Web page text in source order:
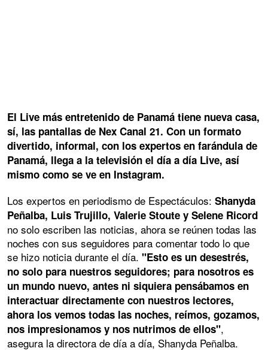
El Live más entretenido de Panamá tiene nueva casa,
sí, las pantallas de Nex Canal 21. Con un formato
divertido, informal, con los expertos en farándula de
Panamá, llega a la televisión el día a día Live, así
mismo como se ve en Instagram.
Los expertos en periodismo de Espectáculos: Shanyda
Peñalba, Luis Trujillo, Valerie Stoute y Selene Ricord
no solo escriben las noticias, ahora se reúnen todas las
noches con sus seguidores para comentar todo lo que
se hizo noticia durante el día. "Esto es un desestrés,
no solo para nuestros seguidores; para nosotros es
un mundo nuevo, antes ni siquiera pensábamos en
interactuar directamente con nuestros lectores,
ahora los vemos todas las noches, reímos, gozamos,
nos impresionamos y nos nutrimos de ellos",
asegura la directora de día a día, Shanyda Peñalba.